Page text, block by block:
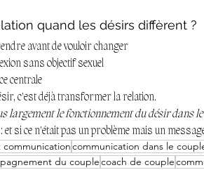
quand les désirs diffèrent ?
avant de vouloir changer
sans objectif sexuel
centrale
c’est déjà transformer la relation.
largement le fonctionnement du désir dans
si ce n’était pas un problème mais un
communicationcommunication dans le
du couplecoach de couple